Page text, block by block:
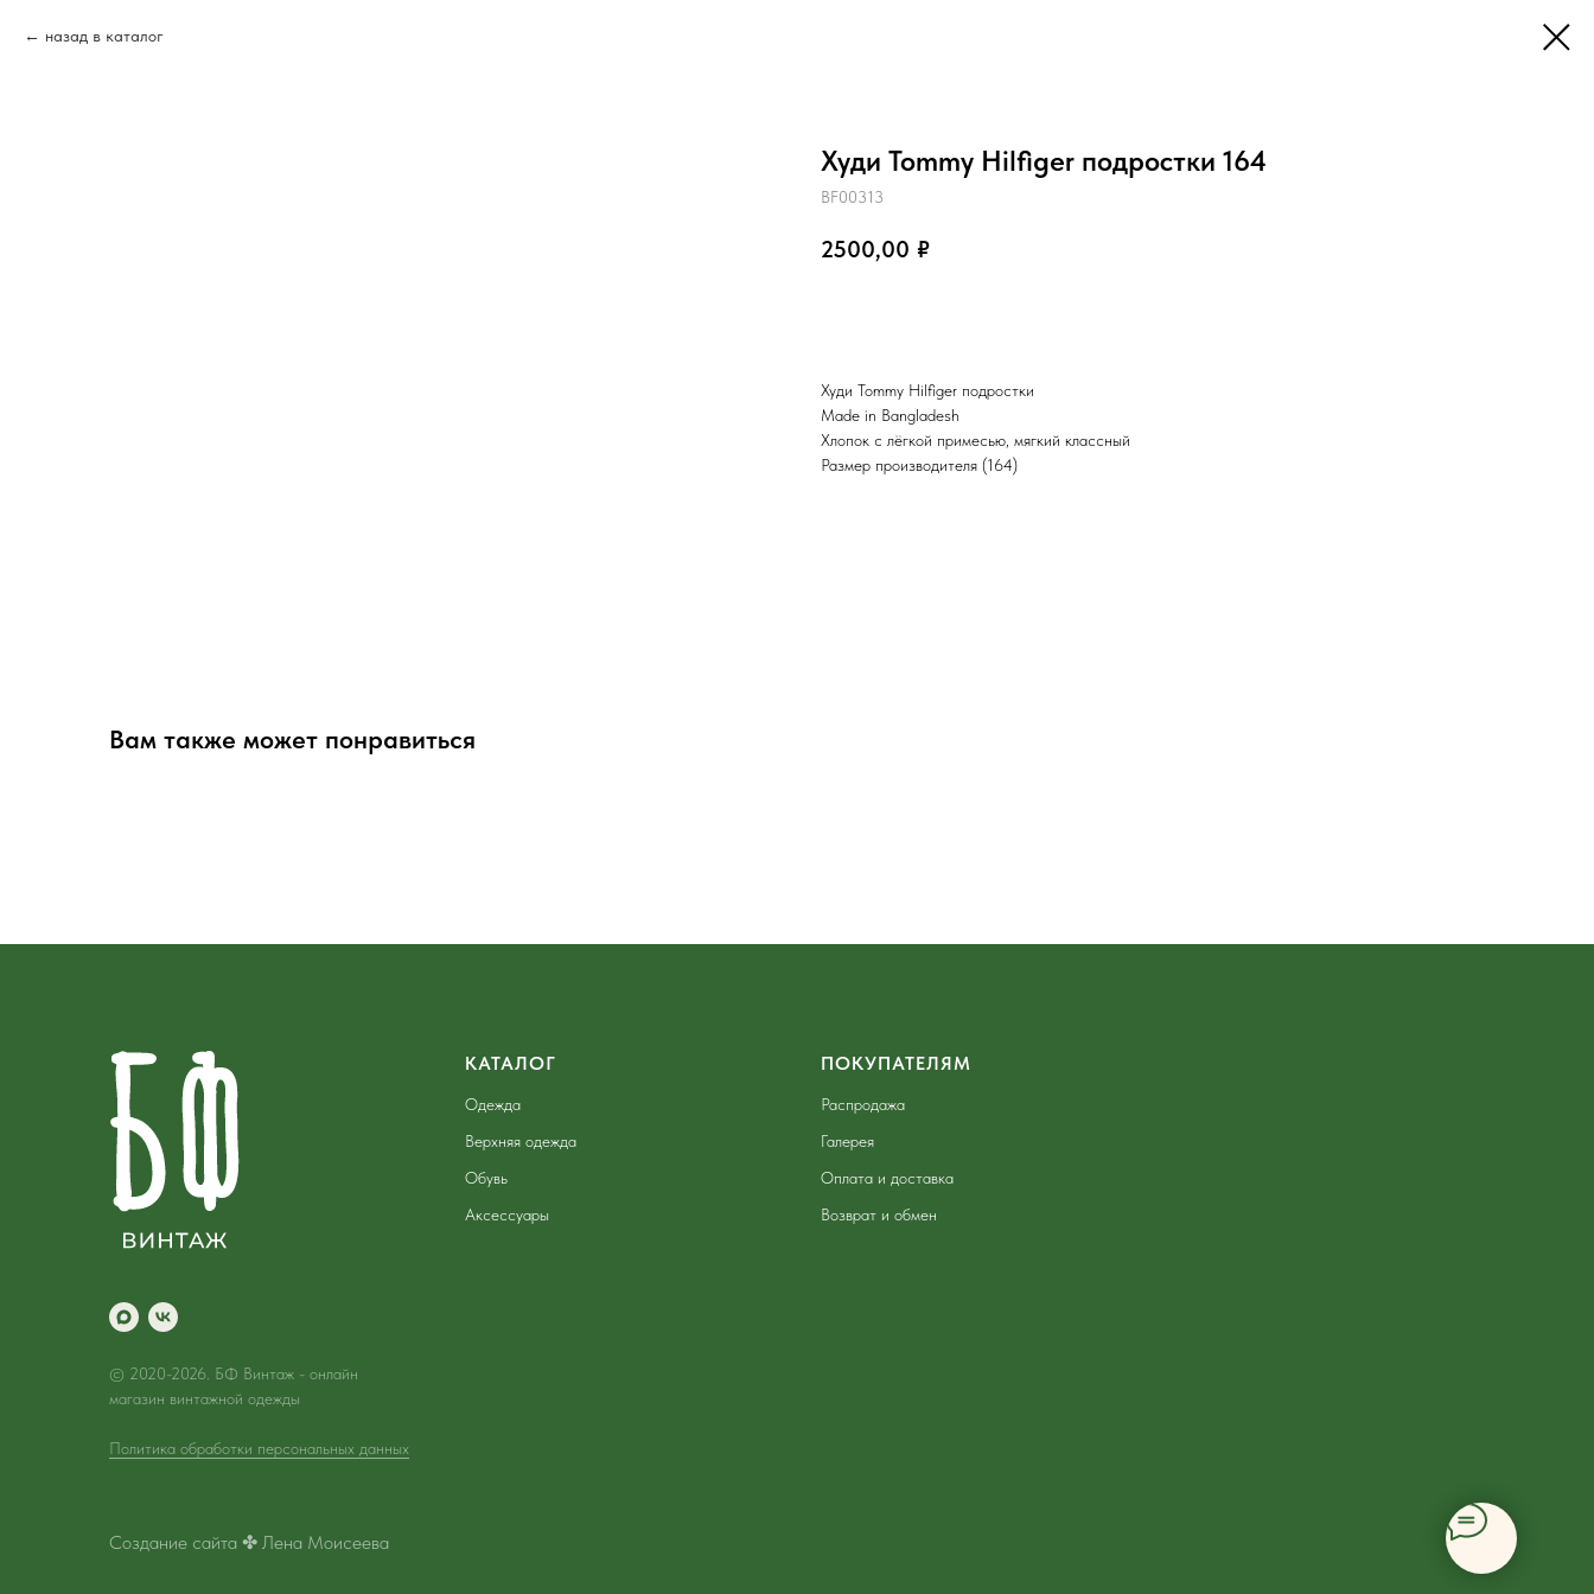
назад в каталог
Худи Tommy Hilfiger подростки 164
BF00313
2500,00 ₽
Худи Tommy Hilfiger подростки
Made in Bangladesh
Хлопок с лёгкой примесью, мягкий классный
Размер производителя (164)
Вам также может понравиться
© 2020-2026. БФ Винтаж - онлайн
магазин винтажной одежды
Политика обработки персональных данных
КАТАЛОГ
Одежда
Верхняя одежда
Обувь
Аксессуары
ПОКУПАТЕЛЯМ
Распродажа
Галерея
Оплата и доставка
Возврат и обмен
Создание сайта ✤ Лена Моисеева